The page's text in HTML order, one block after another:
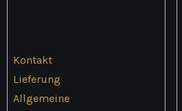
Kontakt
Lieferung
Allgemeine